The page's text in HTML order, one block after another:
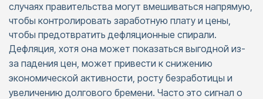
случаях правительства могут вмешиваться напрямую,
чтобы контролировать заработную плату и цены,
чтобы предотвратить дефляционные спирали.​
Дефляция, хотя она может показаться выгодной из-
за падения цен, может привести к снижению
экономической активности, росту безработицы и
увеличению долгового бремени. Часто это сигнал о